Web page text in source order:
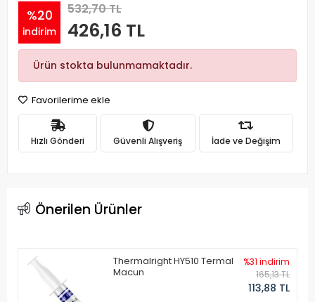
%20
indirim
532,70 TL
426,16 TL
Ürün stokta bulunmamaktadır.
Favorilerime ekle
Hızlı Gönderi Güvenli Alışveriş İade ve Değişim
Önerilen Ürünler
Thermalright HY510 Termal
Macun
%31 indirim
165,13 TL
113,88 TL